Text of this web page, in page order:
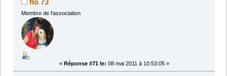
flo 73
Membre de l'association
« Réponse #71 le: 08 mai 2011 à 10:53:05 »